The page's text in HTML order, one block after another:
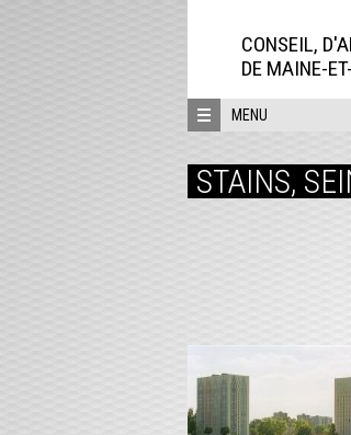
CONSEIL,
DE MAINE-
MENU
STAINS,